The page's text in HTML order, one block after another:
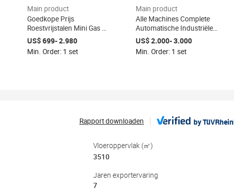
Main product
Goedkope Prijs
Roestvrijstalen Mini Gas Of
Elektrische Geroosterde
Notenpinda-
Braadmachine
US$ 699- 2.980
Min. Order: 1 set
Main product
Alle Machines Complete
Automatische Industriële
Efficiëntie Pindakaas
Productielijn
US$ 2.000- 3.000
Min. Order: 1 set
Rapport downloaden by
Vloeroppervlak (㎡)
3510
Jaren exportervaring
7